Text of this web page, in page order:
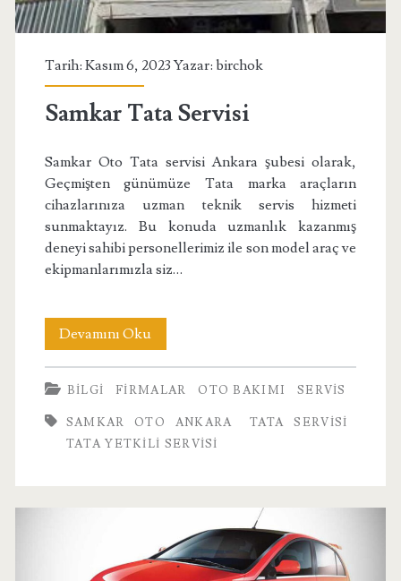
Tarih: Kasım 6, 2023 Yazar: birchok
Samkar Tata Servisi
Samkar Oto Tata servisi Ankara şubesi olarak,
Geçmişten günümüze Tata marka araçların
cihazlarınıza uzman teknik servis hizmeti
sunmaktayız. Bu konuda uzmanlık kazanmış
deneyi sahibi personellerimiz ile son model araç ve
ekipmanlarımızla siz…
Devamını OkuSamkar
Tata
Servisi
BILGI FIRMALAR OTO BAKIMI SERVIS
SAMKAR OTO ANKARA
TATA SERVISI
TATA YETKILI SERVISI